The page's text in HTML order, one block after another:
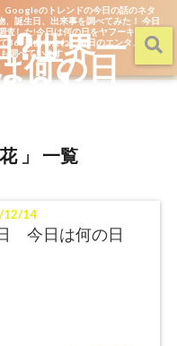
のトレンドの今日の話のネタ
誕生日、出来事を調べてみた！ 今日
した!今日は何の日をヤフーキッズや
365日あるよね。毎日のエンタメを
調べています
?世界一
何の日
？】
」 一覧
14
今日は何の日